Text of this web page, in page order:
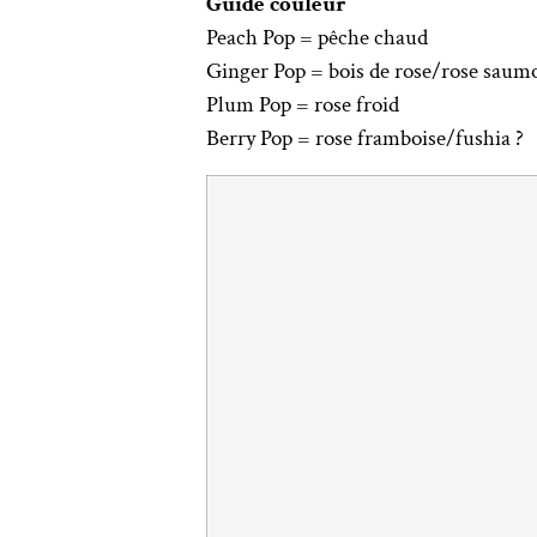
Peach Pop = pêche chaud
Ginger Pop = bois de rose/rose
Plum Pop = rose froid
Berry Pop = rose framboise/fushia ?